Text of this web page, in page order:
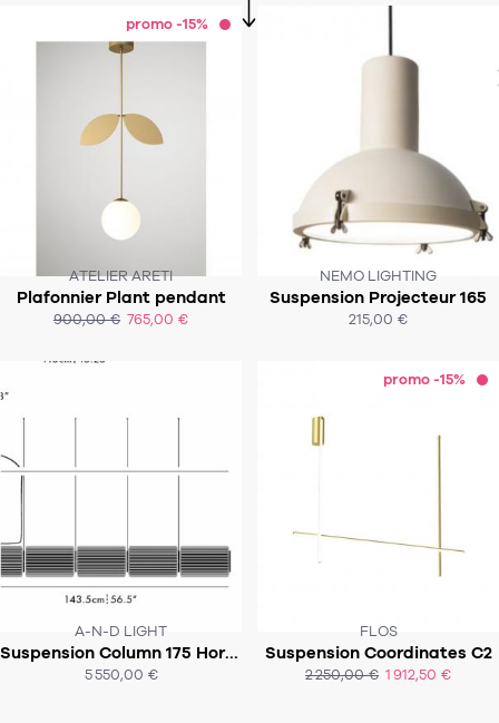
promo -15%
ATELIER ARETI
Plafonnier Plant pendant
900,00 € 765,00 €
SOUS 8-12 SEMAINES
ACHAT EXPRESS
NEMO LIGHTING
Suspension Projecteur 165
215,00 €
CE PRODUIT N'EST PLUS EN STOCK
:-(
ACHAT EXPRESS
A-N-D LIGHT
Suspension Column 175 Horizontal 5-P-H
5 550,00 €
SOUS 7-9 SEMAINES
ACHAT EXPRESS
promo -15%
FLOS
Suspension Coordinates C2
2 250,00 € 1 912,50 €
SOUS 2-3 SEMAINES
ACHAT EXPRESS